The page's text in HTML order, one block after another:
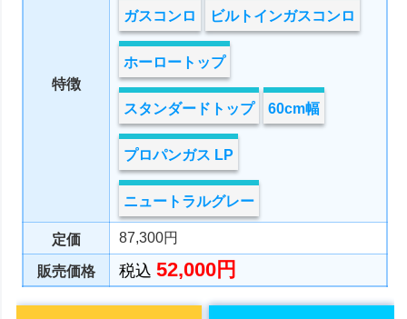
特徴
ガスコンロ ビルトインガスコンロ
ホーロートップ
スタンダードトップ 60cm幅
プロパンガス LP
ニュートラルグレー
定価 87,300円
販売価格 税込52,000円